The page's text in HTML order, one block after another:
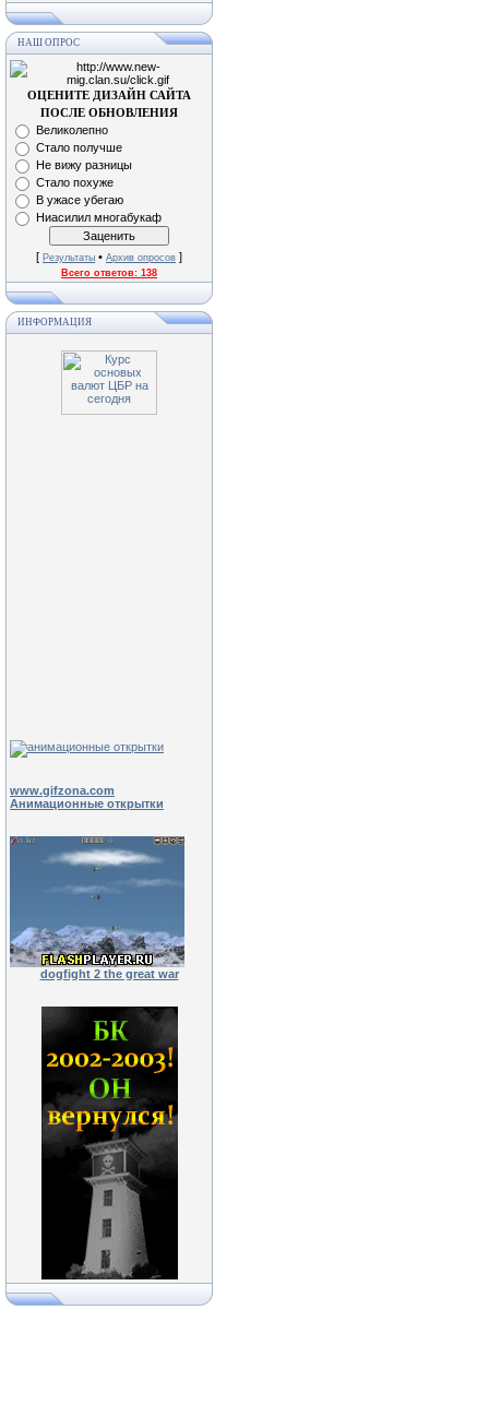
НАШ ОПРОС
ОЦЕНИТЕ ДИЗАЙН САЙТА
ПОСЛЕ ОБНОВЛЕНИЯ
Великолепно
Стало получше
Не вижу разницы
Стало похуже
В ужасе убегаю
Ниасилил многабукаф
[ Результаты • Архив опросов ]
Всего ответов: 138
ИНФОРМАЦИЯ
www.gifzona.com
Анимационные открытки
dogfight 2 the great war